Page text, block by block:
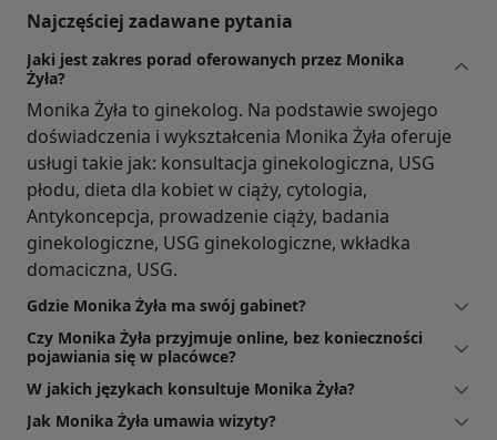
Najczęściej zadawane pytania
Jaki jest zakres porad oferowanych przez Monika
Żyła?
Monika Żyła to ginekolog. Na podstawie swojego
doświadczenia i wykształcenia Monika Żyła oferuje
usługi takie jak: konsultacja ginekologiczna, USG
płodu, dieta dla kobiet w ciąży, cytologia,
Antykoncepcja, prowadzenie ciąży, badania
ginekologiczne, USG ginekologiczne, wkładka
domaciczna, USG.
Gdzie Monika Żyła ma swój gabinet?
Czy Monika Żyła przyjmuje online, bez konieczności
pojawiania się w placówce?
W jakich językach konsultuje Monika Żyła?
Jak Monika Żyła umawia wizyty?